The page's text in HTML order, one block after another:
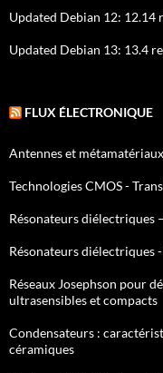
Updated Debian 12: 12.14
Updated Debian 13: 13.4
FLUX ÉLECTRONIQUE
Antennes et métamatériaux
Technologies CMOS -
Résonateurs diélectriques
Résonateurs diélectriques
Réseaux Josephson pour
ultrasensibles et compacts
Condensateurs :
céramiques